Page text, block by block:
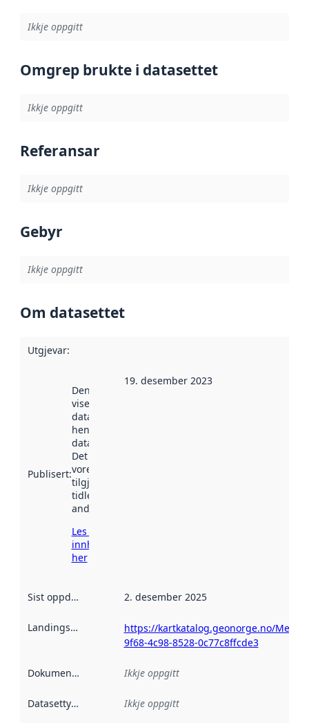
Ikkje oppgitt
Omgrep brukte i datasettet
Ikkje oppgitt
Referansar
Ikkje oppgitt
Gebyr
Ikkje oppgitt
Om datasettet
Utgjevar:
Publisert:
Denne datoen
viser når
datasettet vart
henta inn av
data.norge.no.
Det kan ha
vore
tilgjengeleg
tidlegare
andre stader.
Les meir om
innhenting
her
19. desember 2023
Sist oppdatert 2. desember 2025
Landingsside
https://kartkatalog.geonorge.no/
9f68-4c98-8528-0c77c8ffcde3
Dokumentasjon Ikkje oppgitt
Datasettype Ikkje oppgitt